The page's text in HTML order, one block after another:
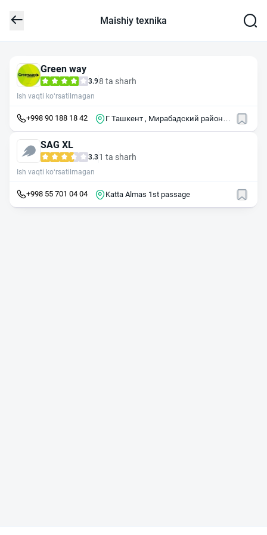
Maishiy texnika
Green way
3.98 ta sharh
Ish vaqti ko‘rsatilmagan
+998 90 188 18 42
Г Ташкент , Мирабадский район ,
SAG XL
3.3 1 ta sharh
Ish vaqti ko‘rsatilmagan
+998 55 701 04 04 Katta Almas 1st passage